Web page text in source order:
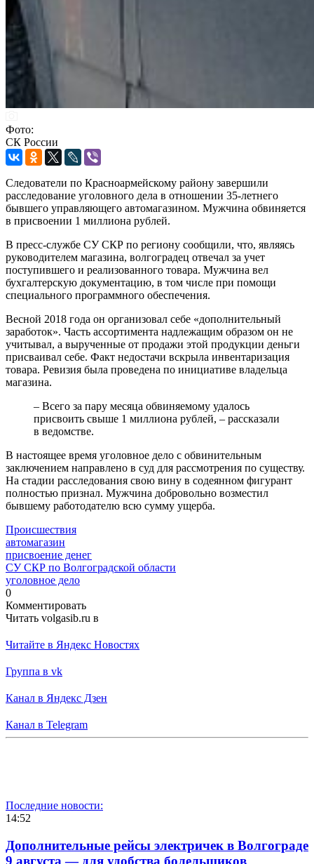
Фото:
СК России
Следователи по Красноармейскому району завершили
расследование уголовного дела в отношении 35-летнего
бывшего управляющего автомагазином. Мужчина обвиняется
в присвоении 1 миллиона рублей.
В пресс-службе СУ СКР по региону сообщили, что, являясь
руководителем магазина, волгоградец отвечал за учет
поступившего и реализованного товара. Мужчина вел
бухгалтерскую документацию, в том числе при помощи
специального программного обеспечения.
Весной 2018 года он организовал себе «дополнительный
заработок». Часть ассортимента надлежащим образом он не
учитывал, а вырученные от продажи этой продукции деньги
присваивал себе. Факт недостачи вскрыла инвентаризация
товара. Ревизия была проведена по инициативе владельца
магазина.
– Всего за пару месяца обвиняемому удалось
присвоить свыше 1 миллиона рублей, – рассказали
в ведомстве.
В настоящее время уголовное дело с обвинительным
заключением направлено в суд для рассмотрения по существу.
На стадии расследования свою вину в содеянном фигурант
полностью признал. Мужчина добровольно возместил
бывшему работодателю всю сумму ущерба.
Происшествия
автомагазин
присвоение денег
СУ СКР по Волгоградской области
уголовное дело
0
Комментировать
Читать volgasib.ru в
Читайте в Яндекс Новостях
Группа в vk
Канал в Яндекс Дзен
Канал в Telegram
Последние новости:
14:52
Дополнительные рейсы электричек в Волгограде
9 августа — для удобства болельщиков